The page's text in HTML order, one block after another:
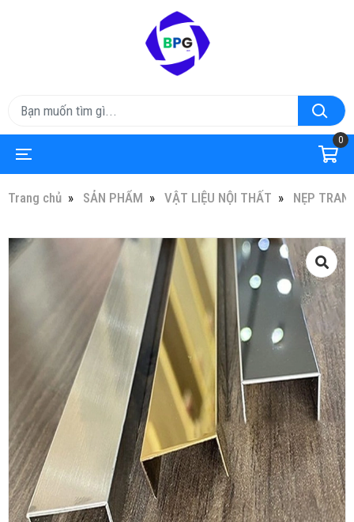
0
Trang chủ SẢN PHẨM VẬT LIỆU NỘI THẤT NẸP